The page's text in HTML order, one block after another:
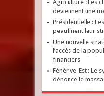
Agriculture : Les
deviennent une
Présidentielle :
peaufinent leur
Une nouvelle
l’accès de la
financiers
Fénérive-Est : Le
dénonce le